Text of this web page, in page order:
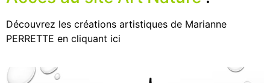
Découvrez les créations artistiques de Marianne
PERRETTE en cliquant ici